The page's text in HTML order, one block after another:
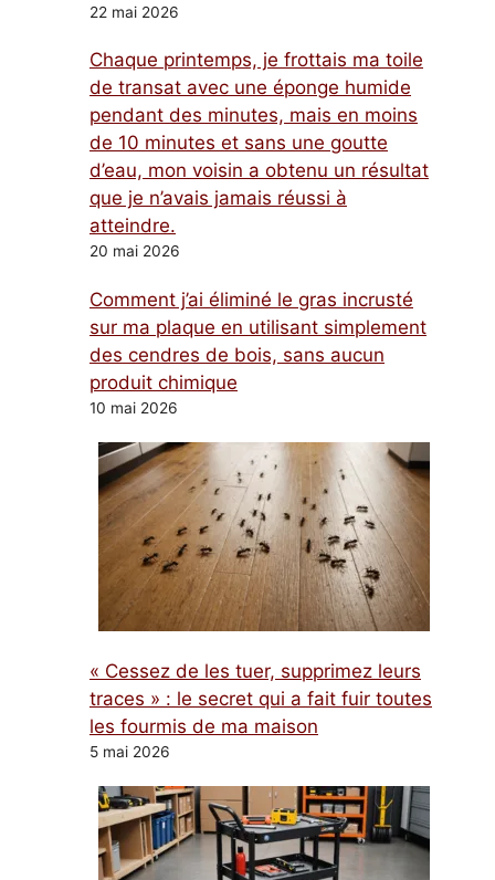
22 mai 2026
Chaque printemps, je frottais ma toile
de transat avec une éponge humide
pendant des minutes, mais en moins
de 10 minutes et sans une goutte
d’eau, mon voisin a obtenu un résultat
que je n’avais jamais réussi à
atteindre.
20 mai 2026
Comment j’ai éliminé le gras incrusté
sur ma plaque en utilisant simplement
des cendres de bois, sans aucun
produit chimique
10 mai 2026
« Cessez de les tuer, supprimez leurs
traces » : le secret qui a fait fuir toutes
les fourmis de ma maison
5 mai 2026